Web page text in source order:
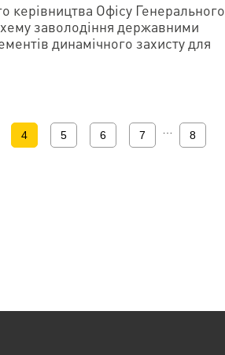
керівництва Офісу Генерального
заволодіння державними
динамічного захисту для
4 5 6 7 8